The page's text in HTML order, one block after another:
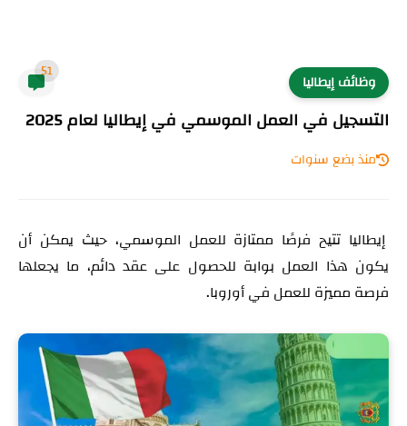
وظائف إيطاليا 51
التسجيل في العمل الموسمي في إيطاليا لعام 2025
منذ بضع سنوات
إيطاليا تتيح فرصًا ممتازة للعمل الموسمي، حيث يمكن أن
يكون هذا العمل بوابة للحصول على عقد دائم، ما يجعلها
فرصة مميزة للعمل في أوروبا.